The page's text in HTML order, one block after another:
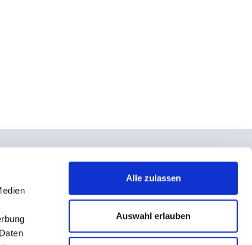
Alle zulassen
Auswahl erlauben
und Teilnahmebedingungen